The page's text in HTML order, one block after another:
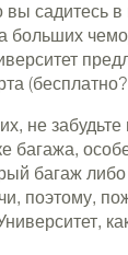
садитесь в
больших
не
багажа,
багаж
поэтому,